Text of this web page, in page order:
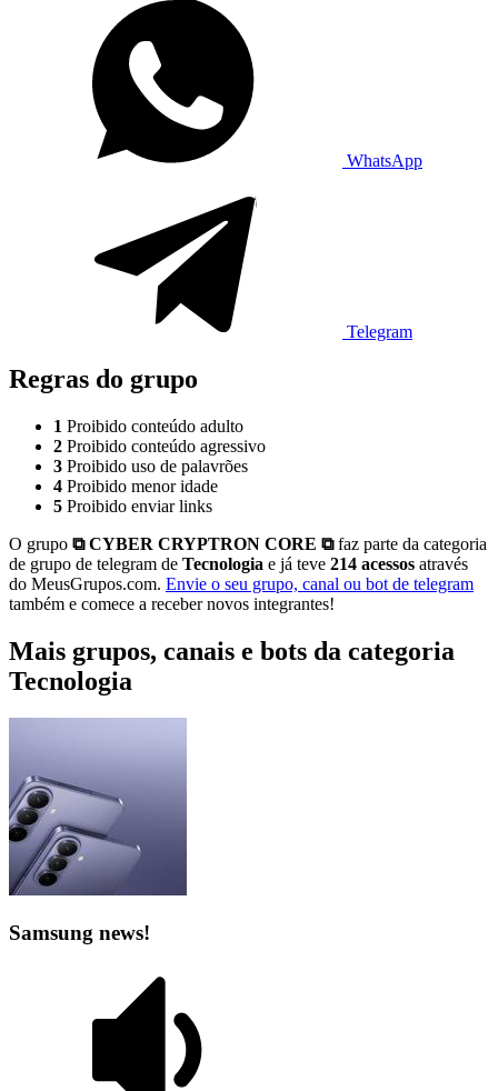
WhatsApp
Telegram
Regras do grupo
1 Proibido conteúdo adulto
2 Proibido conteúdo agressivo
3 Proibido uso de palavrões
4 Proibido menor idade
5 Proibido enviar links
O grupo ⧉ CYBER CRYPTRON CORE ⧉faz parte da categoria
de grupo de telegram de Tecnologia e já teve 214 acessos através
do MeusGrupos.com. Envie o seu grupo, canal ou bot de telegram
também e comece a receber novos integrantes!
Mais grupos, canais e bots da categoria
Tecnologia
Samsung news!